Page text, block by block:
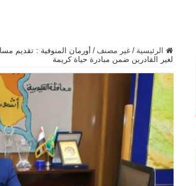
الرئيسية / غير مصنف / أورمان المنوفية : تقديم
لغير القادرين ضمن مبادرة حياة كريمة